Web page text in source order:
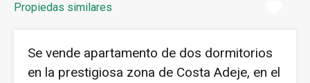
Propiedas similares
Se vende apartamento de dos dormitorios
en la prestigiosa zona de Costa Adeje, en el